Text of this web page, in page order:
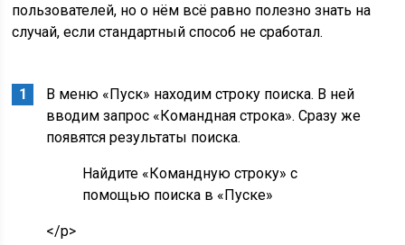
пользователей, но о нём всё равно полезно знать на
случай, если стандартный способ не сработал.
В меню «Пуск» находим строку поиска. В ней
вводим запрос «Командная строка». Сразу же
появятся результаты поиска.
Найдите «Командную строку» с
помощью поиска в «Пуске»
</p>